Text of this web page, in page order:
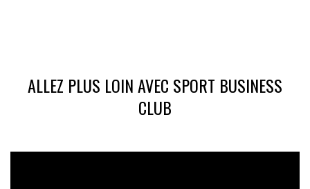
ALLEZ PLUS LOIN AVEC SPORT BUSINESS
CLUB